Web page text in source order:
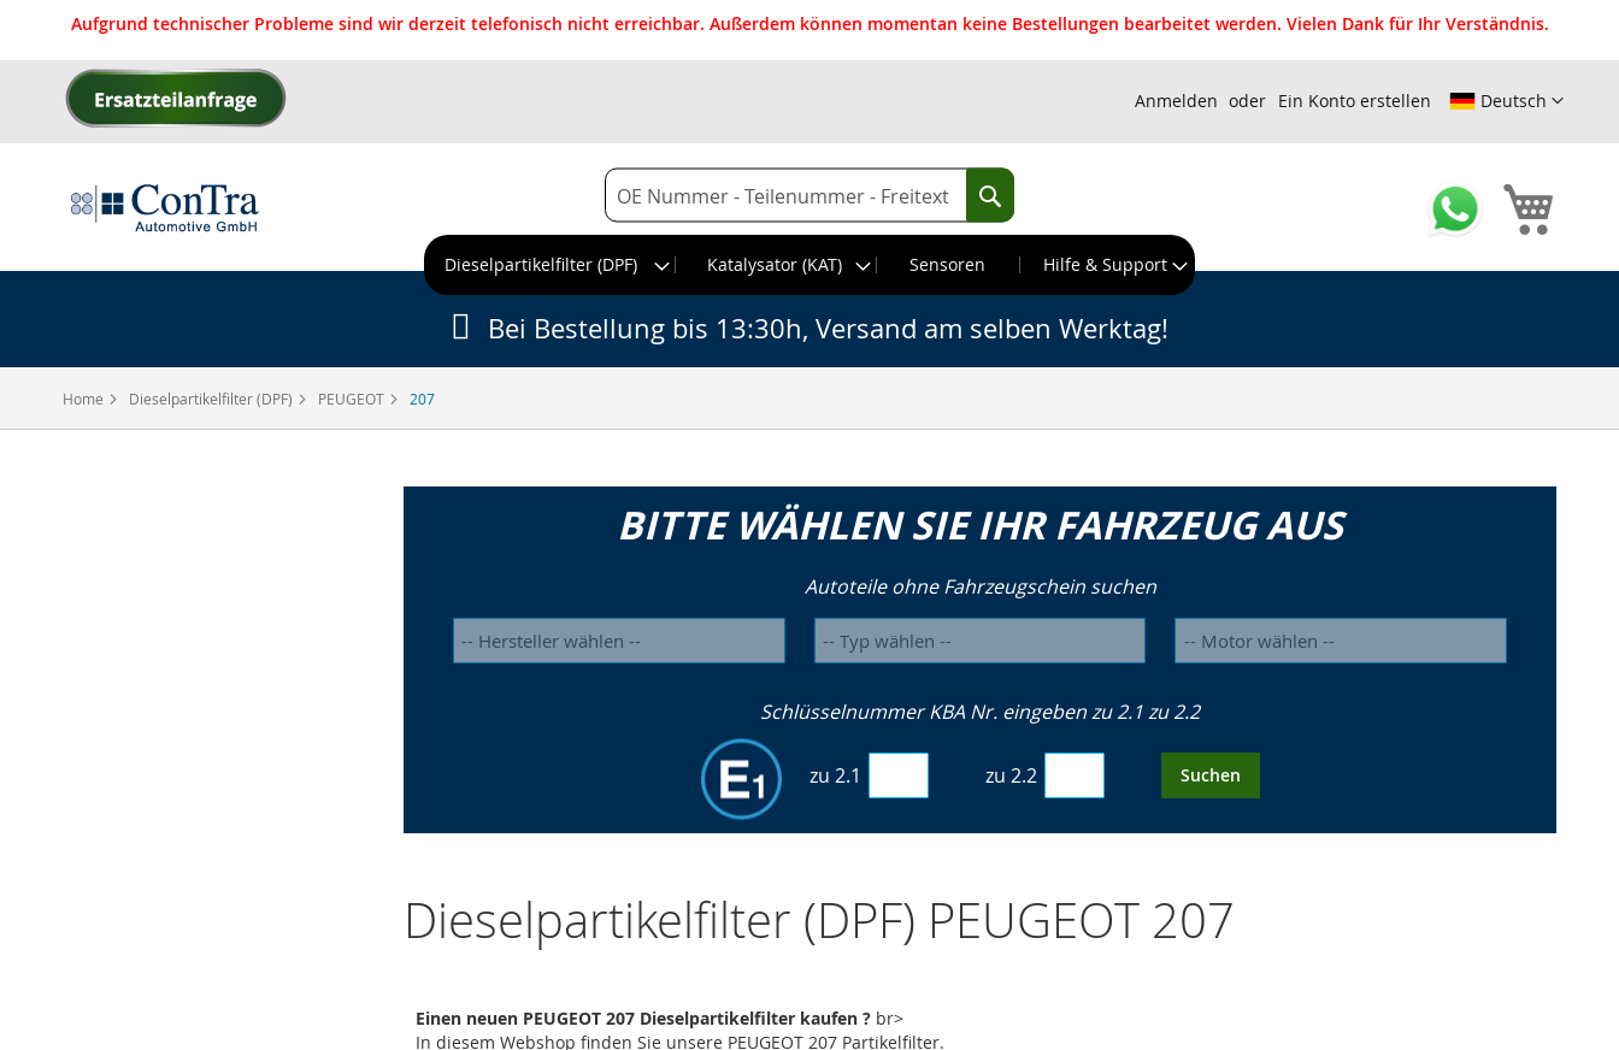
Aufgrund technischer Probleme sind wir derzeit telefonisch nicht erreichbar. Außerdem können momentan keine Bestellungen bearbeitet werden. Vielen Dank für Ihr Verständnis.
Direkt
zum
Deutsch
Anmelden Ein Konto erstellen
Suche
Suche
Dieselpartikelfilter (DPF)
Katalysator (KAT) Sensoren Hilfe & Support
Home Dieselpartikelfilter (DPF) PEUGEOT 207
Bei Bestellung bis 13:30h, Versand am selben Werktag!
BITTE WÄHLEN SIE IHR FAHRZEUG AUS
Autoteile ohne Fahrzeugschein suchen
Schlüsselnummer KBA Nr. eingeben zu 2.1 zu 2.2
zu 2.1 zu 2.2 Suchen
Dieselpartikelfilter (DPF) PEUGEOT 207
Einen neuen PEUGEOT 207 Dieselpartikelfilter kaufen ? br>
In diesem Webshop finden Sie unsere PEUGEOT 207 Partikelfilter.